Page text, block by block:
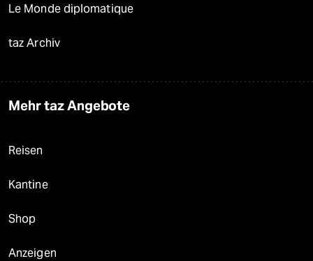
Le Monde diplomatique
taz Archiv
Mehr taz Angebote
Reisen
Kantine
Shop
Anzeigen